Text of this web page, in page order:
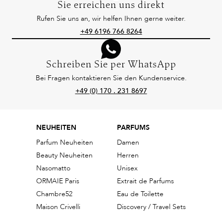
Sie erreichen uns direkt
Rufen Sie uns an, wir helfen Ihnen gerne weiter.
+49 6196 766 8264
Schreiben Sie per WhatsApp
Bei Fragen kontaktieren Sie den Kundenservice.
+49 (0) 170 . 231 8697
NEUHEITEN
Parfum Neuheiten
Beauty Neuheiten
Nasomatto
ORMAIE Paris
Chambre52
Maison Crivelli
PARFUMS
Damen
Herren
Unisex
Extrait de Parfums
Eau de Toilette
Discovery / Travel Sets